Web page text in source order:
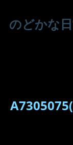
のどかな